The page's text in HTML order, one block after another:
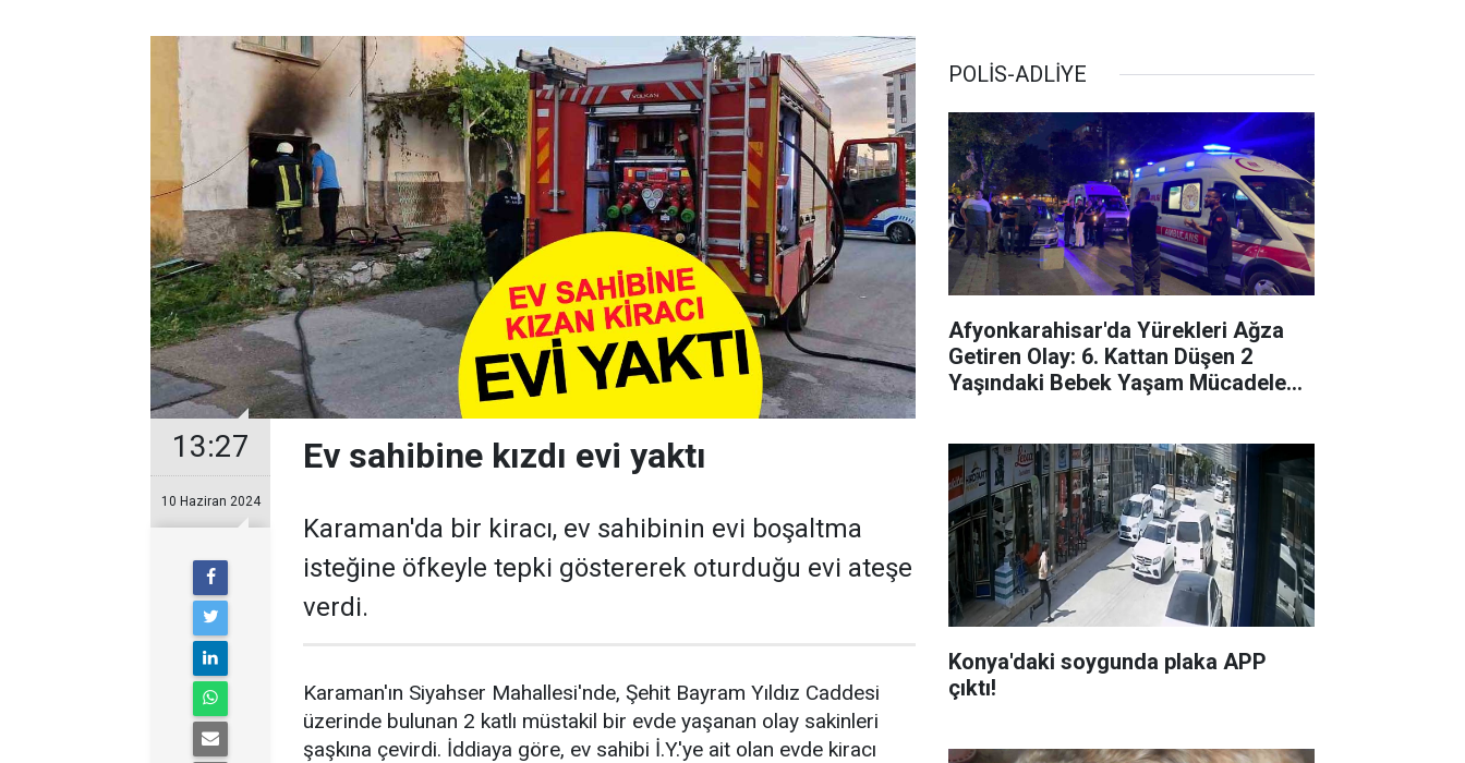
13:27
10 Haziran 2024
Ev sahibine kızdı evi yaktı
Karaman'da bir kiracı, ev sahibinin evi boşaltma
isteğine öfkeyle tepki göstererek oturduğu evi ateşe
verdi.
Karaman'ın Siyahser Mahallesi'nde, Şehit Bayram Yıldız Caddesi
üzerinde bulunan 2 katlı müstakil bir evde yaşanan olay sakinleri
şaşkına çevirdi. İddiaya göre, ev sahibi İ.Y.'ye ait olan evde kiracı
POLİS-ADLİYE
Afyonkarahisar'da Yürekleri Ağza
Getiren Olay: 6. Kattan Düşen 2
Yaşındaki Bebek Yaşam Mücadelesi
Konya'daki soygunda plaka APP
çıktı!